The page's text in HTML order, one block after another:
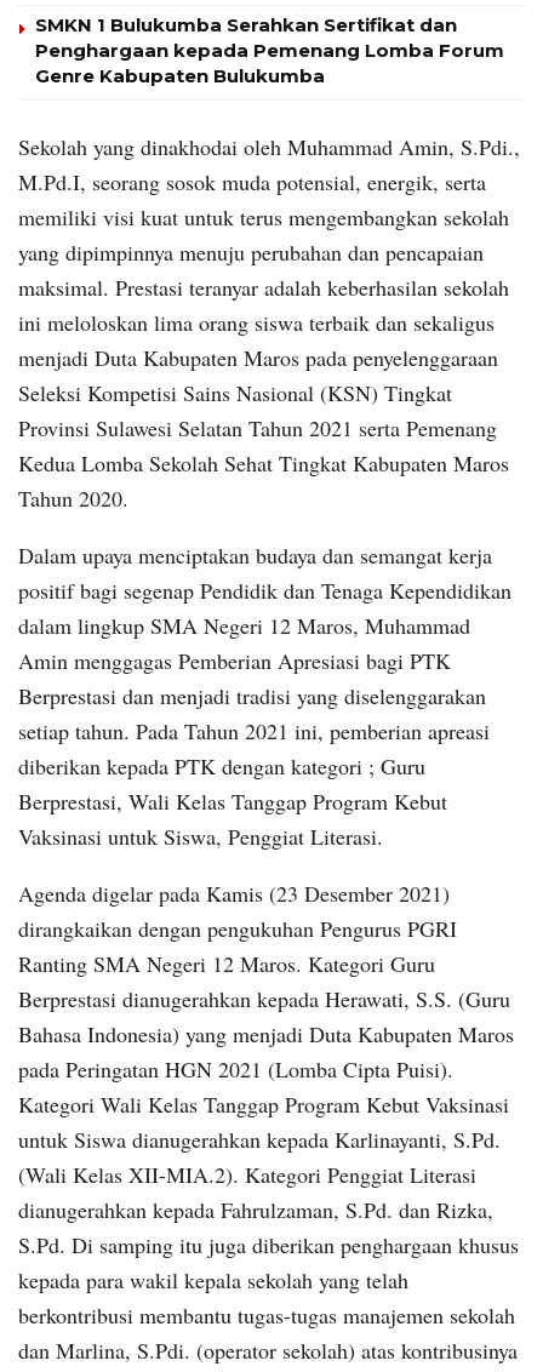
SMKN 1 Bulukumba Serahkan Sertifikat dan
Penghargaan kepada Pemenang Lomba Forum
Genre Kabupaten Bulukumba
Sekolah yang dinakhodai oleh Muhammad Amin, S.Pdi.,
M.Pd.I, seorang sosok muda potensial, energik, serta
memiliki visi kuat untuk terus mengembangkan sekolah
yang dipimpinnya menuju perubahan dan pencapaian
maksimal. Prestasi teranyar adalah keberhasilan sekolah
ini meloloskan lima orang siswa terbaik dan sekaligus
menjadi Duta Kabupaten Maros pada penyelenggaraan
Seleksi Kompetisi Sains Nasional (KSN) Tingkat
Provinsi Sulawesi Selatan Tahun 2021 serta Pemenang
Kedua Lomba Sekolah Sehat Tingkat Kabupaten Maros
Tahun 2020.
Dalam upaya menciptakan budaya dan semangat kerja
positif bagi segenap Pendidik dan Tenaga Kependidikan
dalam lingkup SMA Negeri 12 Maros, Muhammad
Amin menggagas Pemberian Apresiasi bagi PTK
Berprestasi dan menjadi tradisi yang diselenggarakan
setiap tahun. Pada Tahun 2021 ini, pemberian apreasi
diberikan kepada PTK dengan kategori ; Guru
Berprestasi, Wali Kelas Tanggap Program Kebut
Vaksinasi untuk Siswa, Penggiat Literasi.
Agenda digelar pada Kamis (23 Desember 2021)
dirangkaikan dengan pengukuhan Pengurus PGRI
Ranting SMA Negeri 12 Maros. Kategori Guru
Berprestasi dianugerahkan kepada Herawati, S.S. (Guru
Bahasa Indonesia) yang menjadi Duta Kabupaten Maros
pada Peringatan HGN 2021 (Lomba Cipta Puisi).
Kategori Wali Kelas Tanggap Program Kebut Vaksinasi
untuk Siswa dianugerahkan kepada Karlinayanti, S.Pd.
(Wali Kelas XII-MIA.2). Kategori Penggiat Literasi
dianugerahkan kepada Fahrulzaman, S.Pd. dan Rizka,
S.Pd. Di samping itu juga diberikan penghargaan khusus
kepada para wakil kepala sekolah yang telah
berkontribusi membantu tugas-tugas manajemen sekolah
dan Marlina, S.Pdi. (operator sekolah) atas kontribusinya